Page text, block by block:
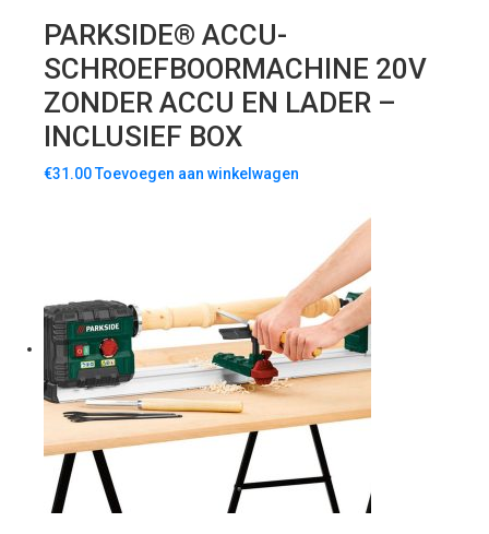
PARKSIDE® ACCU-
SCHROEFBOORMACHINE 20V
ZONDER ACCU EN LADER –
INCLUSIEF BOX
€31.00Toevoegen aan winkelwagen